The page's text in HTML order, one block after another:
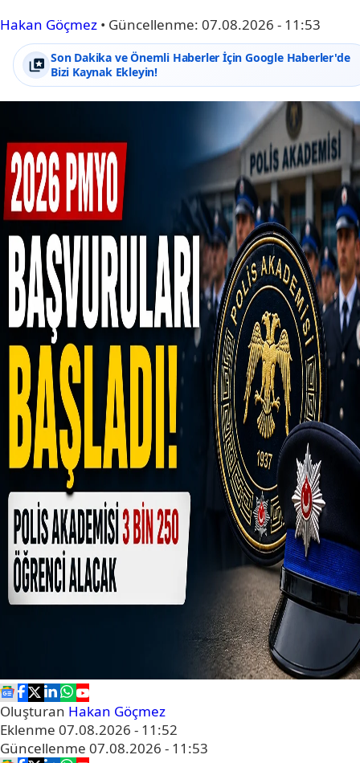
Hakan Göçmez • Güncellenme: 07.08.2026 - 11:53
Son Dakika ve Önemli Haberler İçin Google Haberler'de
Bizi Kaynak Ekleyin!
Oluşturan Hakan Göçmez
Eklenme 07.08.2026 - 11:52
Güncellenme 07.08.2026 - 11:53